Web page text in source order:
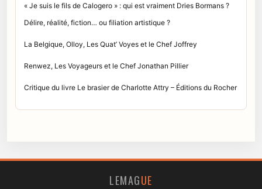
« Je suis le fils de Calogero » : qui est vraiment Dries Bormans ?
Délire, réalité, fiction… ou filiation artistique ?
La Belgique, Olloy, Les Quat’ Voyes et le Chef Joffrey
Renwez, Les Voyageurs et le Chef Jonathan Pillier
Critique du livre Le brasier de Charlotte Attry – Éditions du Rocher
LEMAGUE